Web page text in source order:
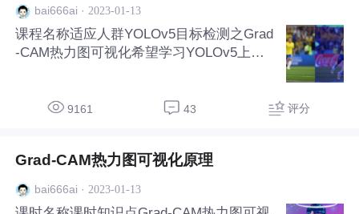
bai666ai · 2023-01-13
课程名称适应人群YOLOv5目标检测之Grad
-CAM热力图可视化希望学习YOLOv5上的
学习的目标检测器。本课程使用Grad-CAM
9161 43 评分
Grad-CAM热力图可视化原理
bai666ai · 2023-01-13